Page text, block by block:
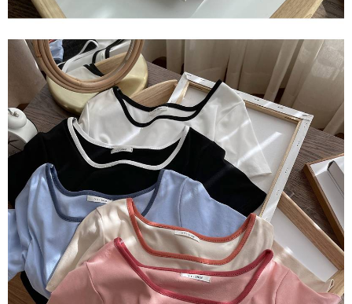
3. Sila baca syarat perkhidmatan pengguna secara lengkap melalui
pautan berikut: https://oppay.tw/userRule